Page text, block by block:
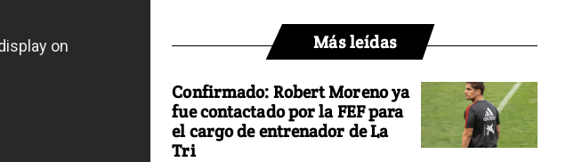
Más leídas
Confirmado: Robert Moreno ya
fue contactado por la FEF para
el cargo de entrenador de La
Tri